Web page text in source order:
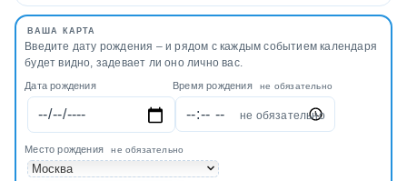
Согласно древнегреческой
Меркурий-Гермес в шутку
украл у главных богов
Олимпа их любимые
«рабочие инструменты»: у
Посейдона его трезубец, у
Аполлона - золотые стрелы
и лук, у верховного бога
Зевса его скипетр, а у
меньше месяца. Однако за
оказывают существенное
процессов, происходящих
на Земле.
ВАША КАРТА
Введите дату рождения – и рядом с каждым событием календаря
будет видно, задевает ли оно лично вас.
Дата рождения Время рождения не обязательно
не обязательно
Место рождения не обязательно